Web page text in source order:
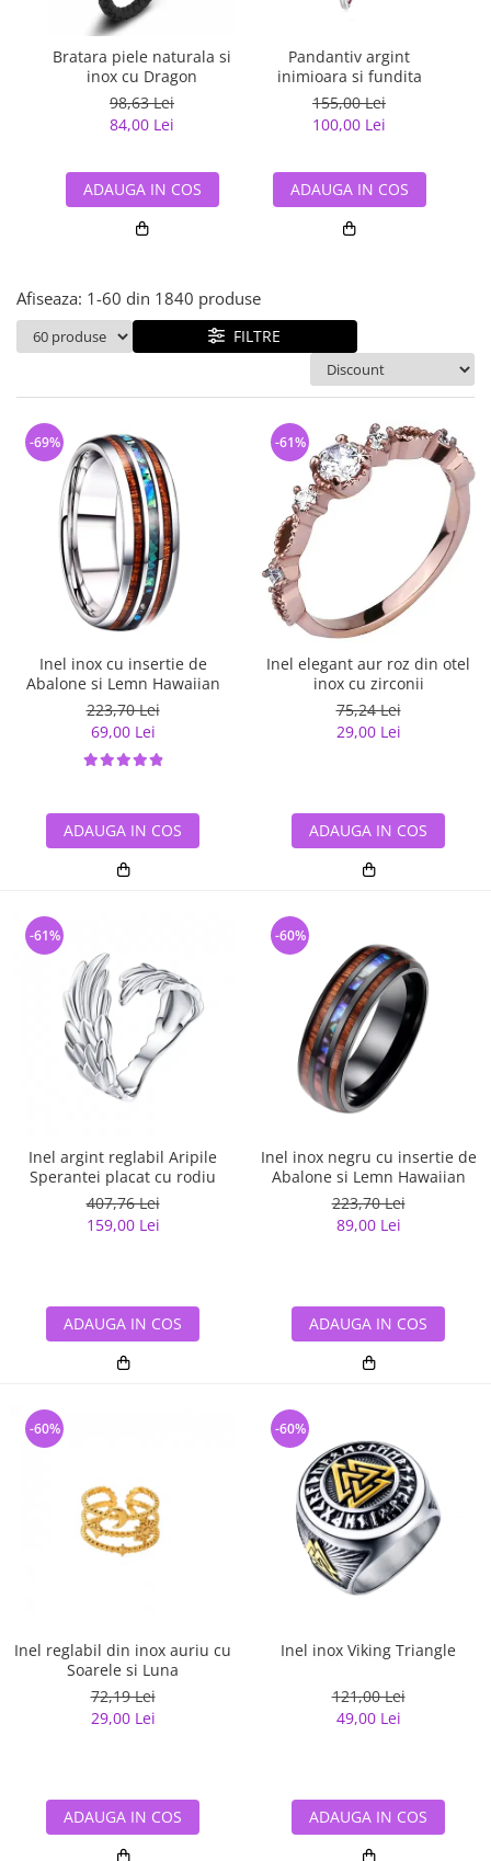
semipretioase
Bijuterii argint placat cu aur
Bijuterii argint cu diverse
Bijuterii de Lux
Bijuterii gotice si rock
Bijuterii Handmade
Bijuterii fantezie
Bijuterii tungsten
Solutii si lavete de curatare
bijuterii argint
Bratara piele naturala si
inox cu Dragon
98,63 Lei
84,00 Lei
ADAUGA IN COS
Pandantiv argint
inimioara si fundita
155,00 Lei
100,00 Lei
ADAUGA IN COS
Afiseaza: 1-60 din 1840 produse
FILTRE
Inel inox cu insertie de
Abalone si Lemn Hawaiian
223,70 Lei
69,00 Lei
-69%
ADAUGA IN COS
Inel elegant aur roz din otel
inox cu zirconii
75,24 Lei
29,00 Lei
-61%
ADAUGA IN COS
Inel argint reglabil Aripile
Sperantei placat cu rodiu
407,76 Lei
159,00 Lei
-61%
ADAUGA IN COS
Inel inox negru cu insertie de
Abalone si Lemn Hawaiian
223,70 Lei
89,00 Lei
-60%
ADAUGA IN COS
Inel reglabil din inox auriu cu
Soarele si Luna
72,19 Lei
29,00 Lei
-60%
ADAUGA IN COS
Inel inox Viking Triangle
121,00 Lei
49,00 Lei
-60%
ADAUGA IN COS